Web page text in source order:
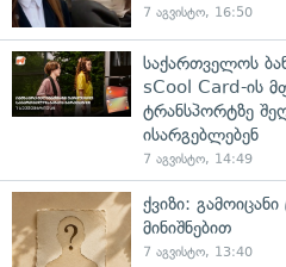
7 აგვისტო, 16:50
საქართველოს
sCool Card-ის
ტრანსპორტზე
ისარგებლებენ
7 აგვისტო, 14:49
ქვიზი:
მინიშნებით
7 აგვისტო, 13:40